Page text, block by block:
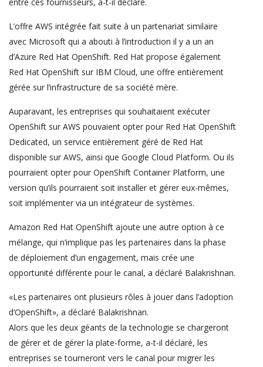
L’offre AWS intégrée fait suite à un partenariat similaire
avec Microsoft qui a abouti à l’introduction il y a un an
d’Azure Red Hat OpenShift. Red Hat propose également
Red Hat OpenShift sur IBM Cloud, une offre entièrement
gérée sur l’infrastructure de sa société mère.
Auparavant, les entreprises qui souhaitaient exécuter
OpenShift sur AWS pouvaient opter pour Red Hat OpenShift
Dedicated, un service entièrement géré de Red Hat
disponible sur AWS, ainsi que Google Cloud Platform. Ou ils
pourraient opter pour OpenShift Container Platform, une
version qu’ils pourraient soit installer et gérer eux-mêmes,
soit implémenter via un intégrateur de systèmes.
Amazon Red Hat OpenShift ajoute une autre option à ce
mélange, qui n’implique pas les partenaires dans la phase
de déploiement d’un engagement, mais crée une
opportunité différente pour le canal, a déclaré Balakrishnan.
«Les partenaires ont plusieurs rôles à jouer dans l’adoption
d’OpenShift», a déclaré Balakrishnan.
Alors que les deux géants de la technologie se chargeront
de gérer et de gérer la plate-forme, a-t-il déclaré, les
entreprises se tourneront vers le canal pour migrer les